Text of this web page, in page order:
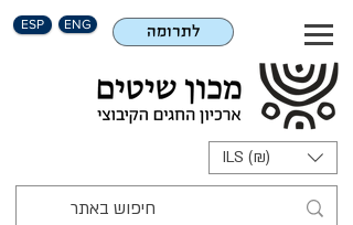
ESP ENG לתרומה
ILS (₪)